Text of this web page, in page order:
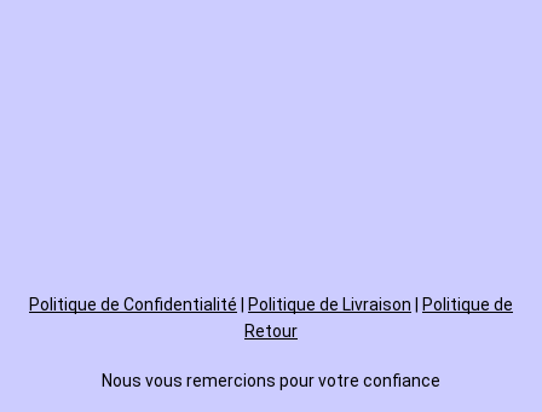
Politique de Confidentialité Politique de Livraison
Politique de
Retour
Nous vous remercions pour votre confiance